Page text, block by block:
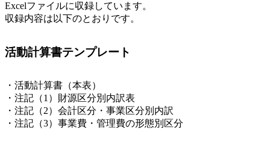
Excelファイルに収録しています。
収録内容は以下のとおりです。
活動計算書テンプレート
・活動計算書（本表）
・注記（1）財源区分別内訳表
・注記（2）会計区分・事業区分別内訳
・注記（3）事業費・管理費の形態別区分